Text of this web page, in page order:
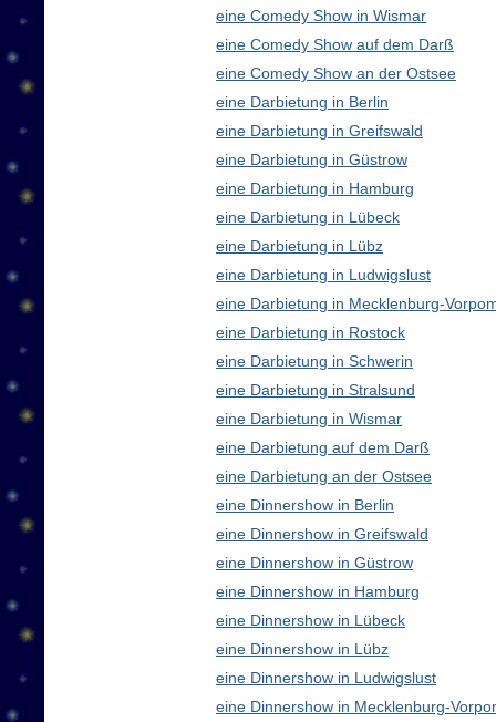
eine Comedy Show in Wismar
eine Comedy Show auf dem Darß
eine Comedy Show an der Ostsee
eine Darbietung in Berlin
eine Darbietung in Greifswald
eine Darbietung in Güstrow
eine Darbietung in Hamburg
eine Darbietung in Lübeck
eine Darbietung in Lübz
eine Darbietung in Ludwigslust
eine Darbietung in Mecklenburg-
eine Darbietung in Rostock
eine Darbietung in Schwerin
eine Darbietung in Stralsund
eine Darbietung in Wismar
eine Darbietung auf dem Darß
eine Darbietung an der Ostsee
eine Dinnershow in Berlin
eine Dinnershow in Greifswald
eine Dinnershow in Güstrow
eine Dinnershow in Hamburg
eine Dinnershow in Lübeck
eine Dinnershow in Lübz
eine Dinnershow in Ludwigslust
eine Dinnershow in Mecklenburg-